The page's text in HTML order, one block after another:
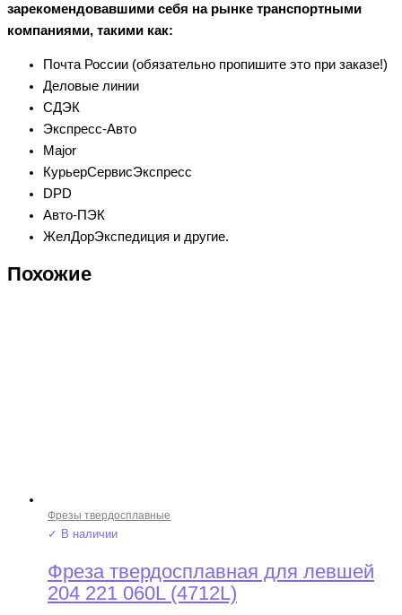
зарекомендовавшими себя на рынке транспортными
компаниями, такими как:
Почта России (обязательно пропишите это при заказе!)
Деловые линии
СДЭК
Экспресс-Авто
Major
КурьерСервисЭкспресс
DPD
Авто-ПЭК
ЖелДорЭкспедиция и другие.
Похожие
Фрезы твердосплавные
✓ В наличии
Фреза твердосплавная для левшей
204 221 060L (4712L)